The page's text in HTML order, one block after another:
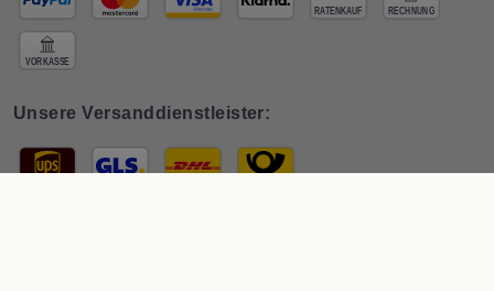
Unsere Versanddienstleister: